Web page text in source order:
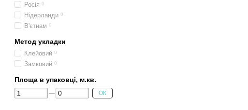
Росія 0
Нідерланди 0
В'єтнам 0
Метод укладки
Клейовий 0
Замковий 0
Площа в упаковці, м.кв.
ОК